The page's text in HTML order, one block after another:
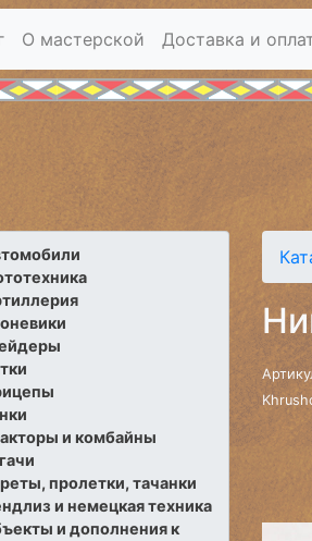
О мастерской Доставка и
и комбайны
пролетки, тачанки
и немецкая техника
и дополнения к